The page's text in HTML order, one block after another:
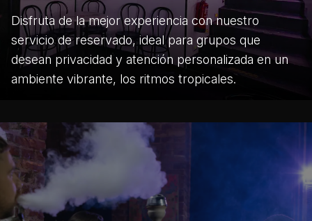
Disfruta de la mejor experiencia con nuestro
servicio de reservado, ideal para grupos que
desean privacidad y atención personalizada en un
ambiente vibrante, los ritmos tropicales.